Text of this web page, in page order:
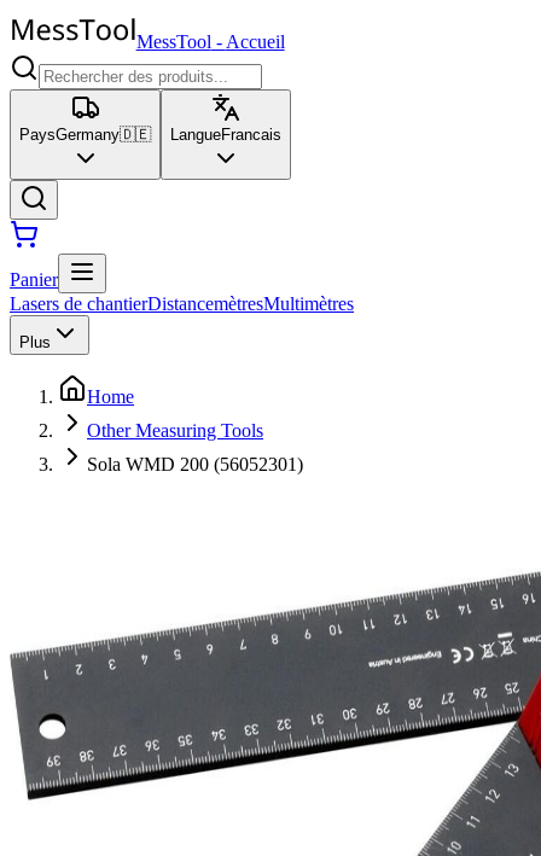
MessTool - Accueil
PaysGermany🇩🇪 LangueFrancais
Panier
Lasers de chantierDistancemètresMultimètres
Plus
Home
Other Measuring Tools
Sola WMD 200 (56052301)